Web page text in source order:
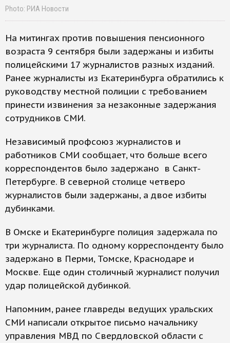
Photo: РИА Новости
На митингах против повышения пенсионного
возраста 9 сентября были задержаны и избиты
полицейскими 17 журналистов разных изданий.
Ранее журналисты из Екатеринбурга обратились к
руководству местной полиции с требованием
принести извинения за незаконные задержания
сотрудников СМИ.
Независимый профсоюз журналистов и
работников СМИ сообщает, что больше всего
корреспондентов было задержано в Санкт-
Петербурге. В северной столице четверо
журналистов были задержаны, а двое избиты
дубинками.
В Омске и Екатеринбурге полиция задержала по
три журналиста. По одному корреспонденту было
задержано в Перми, Томске, Краснодаре и
Москве. Еще один столичный журналист получил
удар полицейской дубинкой.
Напомним, ранее главреды ведущих уральских
СМИ написали открытое письмо начальнику
управления МВД по Свердловской области с